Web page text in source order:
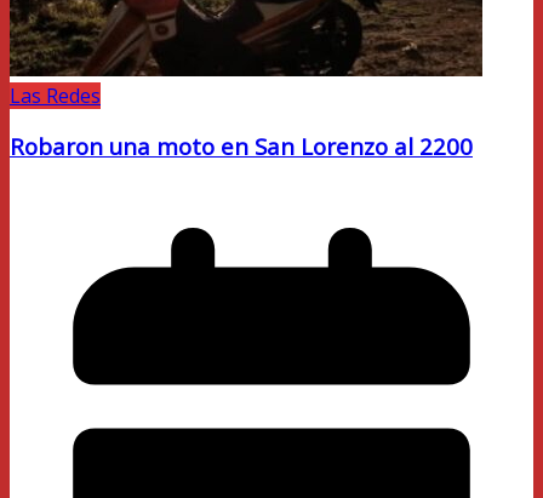
Las Redes
Robaron una moto en San Lorenzo al 2200